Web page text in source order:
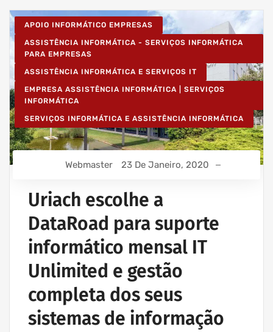
APOIO INFORMÁTICO EMPRESAS
ASSISTÊNCIA INFORMÁTICA - SERVIÇOS INFORMÁTICA
PARA EMPRESAS
ASSISTÊNCIA INFORMÁTICA E SERVIÇOS IT
EMPRESA ASSISTÊNCIA INFORMÁTICA | SERVIÇOS
INFORMÁTICA
SERVIÇOS INFORMÁTICA E ASSISTÊNCIA INFORMÁTICA
Webmaster 23 De Janeiro, 2020
Uriach escolhe a
DataRoad para suporte
informático mensal IT
Unlimited e gestão
completa dos seus
sistemas de informação